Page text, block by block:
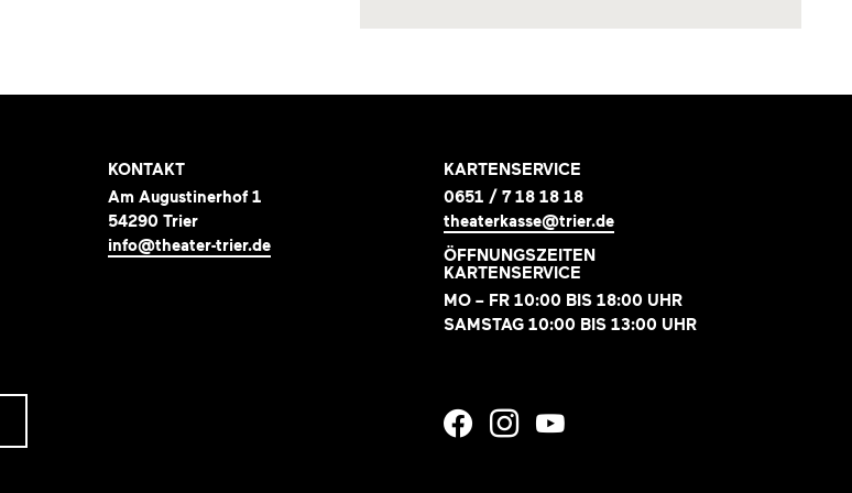
KONTAKT
Am Augustinerhof 1
54290 Trier
info@theater-trier.de
KARTENSERVICE
0651 / 7 18 18 18
theaterkasse@trier.de
ÖFFNUNGSZEITEN
KARTENSERVICE
MO – FR 10:00 BIS 18:00 UHR
SAMSTAG 10:00 BIS 13:00 UHR